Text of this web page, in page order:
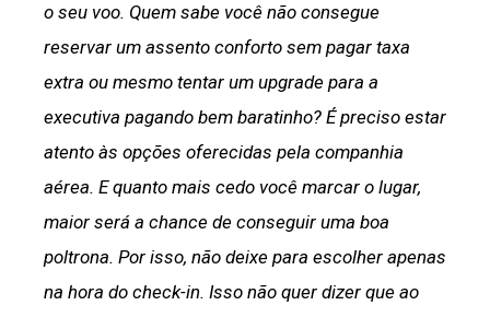
o seu voo. Quem sabe você não consegue
reservar um assento conforto sem pagar taxa
extra ou mesmo tentar um upgrade para a
executiva pagando bem baratinho? É preciso estar
atento às opções oferecidas pela companhia
aérea. E quanto mais cedo você marcar o lugar,
maior será a chance de conseguir uma boa
poltrona. Por isso, não deixe para escolher apenas
na hora do check-in. Isso não quer dizer que ao